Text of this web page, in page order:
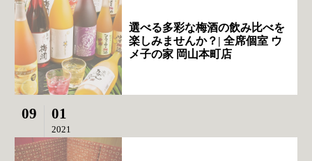
選べる多彩な梅酒の飲み比べを
楽しみませんか？| 全席個室 ウ
メ子の家 岡山本町店
09 01
2021